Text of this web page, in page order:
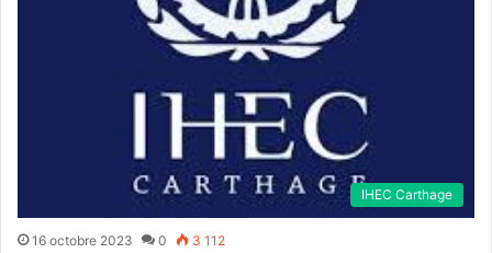
IHEC Carthage
16 octobre 2023 0 3 112